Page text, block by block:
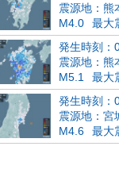
震源地：熊
M4.0
最大
発生時刻：
震源地：熊
M5.1
最大
発生時刻：
震源地：宮
M4.6
最大